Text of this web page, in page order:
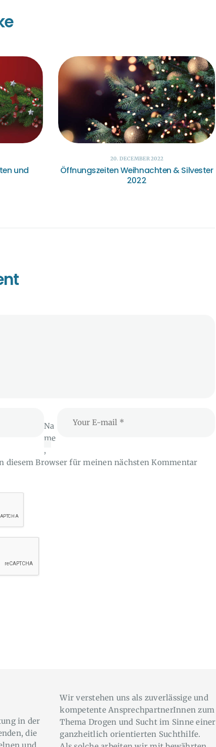
und
20. DECEMBER 2022
Öffnungszeiten Weihnachten & Silvester
2022
Na
me
,
diesem Browser für meinen nächsten Kommentar
in der
die
Wir verstehen uns als zuverlässige und
kompetente AnsprechpartnerInnen zum
Thema Drogen und Sucht im Sinne einer
ganzheitlich orientierten Suchthilfe.